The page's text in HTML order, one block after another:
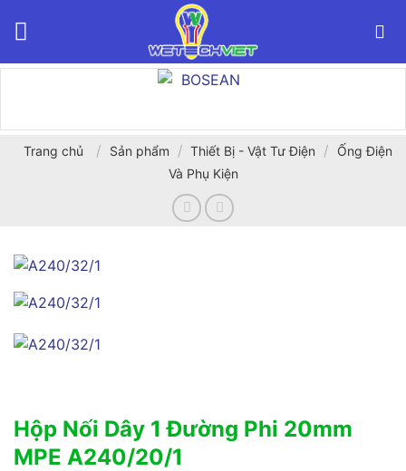
Trang chủ / Sản phẩm / Thiết Bị - Vật Tư Điện /
Ống Điện
Và Phụ Kiện
Hộp Nối Dây 1 Đường Phi 20mm
MPE A240/20/1